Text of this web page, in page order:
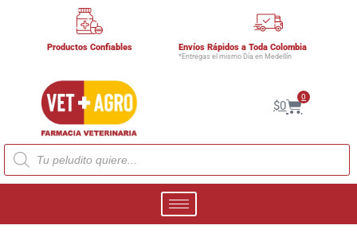
Productos Confiables Envíos Rápidos a Toda Colombia
*Entregas el mismo Día en Medellín
$0
0